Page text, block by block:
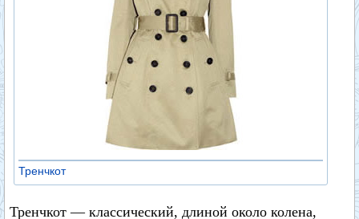
Тренчкот
Тренчкот — классический, длиной около колена,